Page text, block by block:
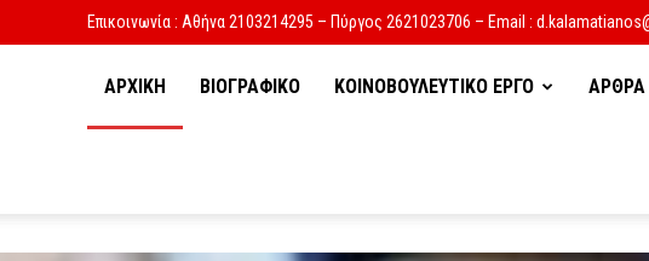
Επικοινωνία : Αθήνα 2103214295 – Πύργος 2621023706 – Email :
ΑΡΧΙΚΗ ΒΙΟΓΡΑΦΙΚΟ ΚΟΙΝΟΒΟΥΛΕΥΤΙΚΟ ΕΡΓΟ ΑΡΘΡΑ